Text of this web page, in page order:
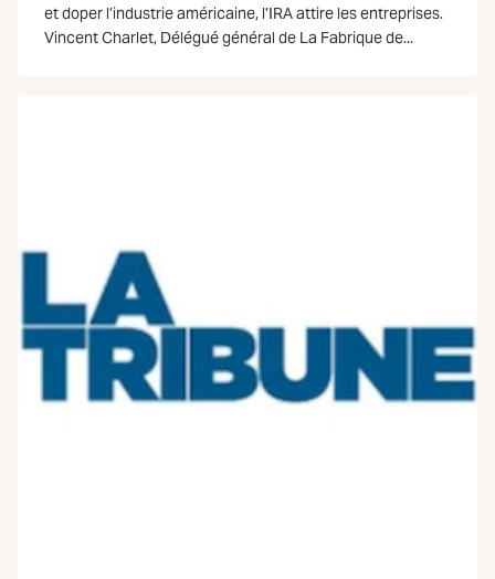
et doper l’industrie américaine, l’IRA attire les entreprises.
Vincent Charlet, Délégué général de La Fabrique de...